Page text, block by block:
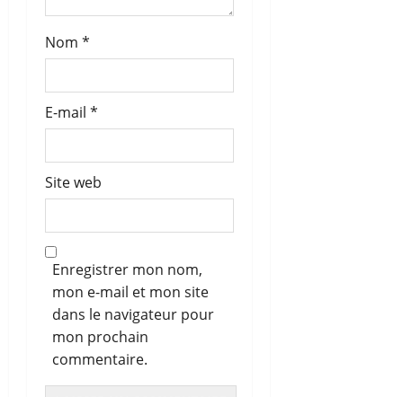
e
Nom *
E-mail *
Site web
Enregistrer mon nom,
mon e-mail et mon site
dans le navigateur pour
mon prochain
commentaire.